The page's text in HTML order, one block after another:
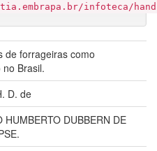
infoteca/
de forrageiras como
Brasil.
D. de
HUMBERTO DUBBERN DE